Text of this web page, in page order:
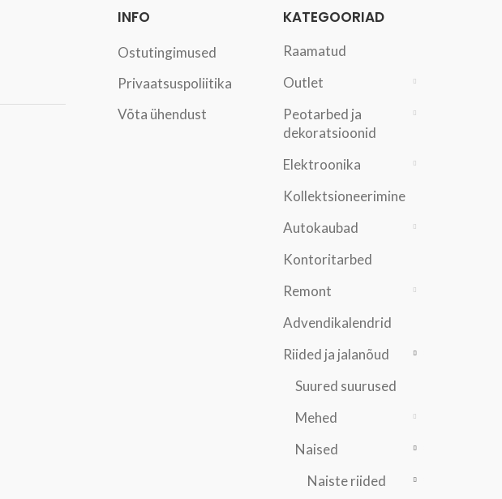
INFO
Ostutingimused
Privaatsuspoliitika
Võta ühendust
KATEGOORIAD
Raamatud
Outlet
Peotarbed ja
dekoratsioonid
Elektroonika
Kollektsioneerimine
Autokaubad
Kontoritarbed
Remont
Advendikalendrid
Riided ja jalanõud
Suured suurused
Mehed
Naised
Naiste riided